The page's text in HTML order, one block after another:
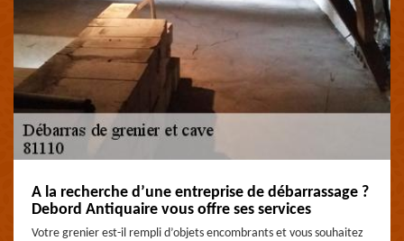
A la recherche d’une entreprise de débarrassage ?
Debord Antiquaire vous offre ses services
Votre grenier est-il rempli d’objets encombrants et vous souhaitez